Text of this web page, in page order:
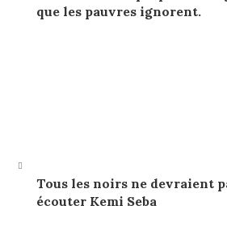
que les pauvres ignorent.
Tous les noirs ne devraient
écouter Kemi Seba